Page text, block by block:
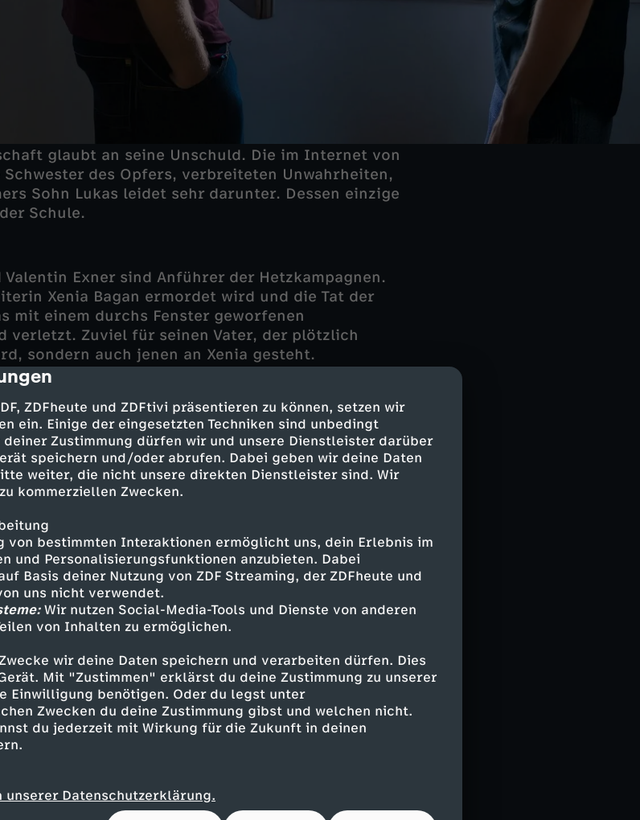
ZDFheute und ZDFtivi präsentieren zu können, setzen wir
ein. Einige der eingesetzten Techniken sind unbedingt
Zustimmung dürfen wir und unsere Dienstleister darüber
speichern und/oder abrufen. Dabei geben wir deine Daten
weiter, die nicht unsere direkten Dienstleister sind. Wir
kommerziellen Zwecken.
von bestimmten Interaktionen ermöglicht uns, dein Erlebnis im
und Personalisierungsfunktionen anzubieten. Dabei
Basis deiner Nutzung von ZDF Streaming, der ZDFheute und
uns nicht verwendet.
Wir nutzen Social-Media-Tools und Dienste von anderen
von Inhalten zu ermöglichen.
wir deine Daten speichern und verarbeiten dürfen. Dies
Mit "Zustimmen" erklärst du deine Zustimmung zu unserer
Einwilligung benötigen. Oder du legst unter
Zwecken du deine Zustimmung gibst und welchen nicht.
du jederzeit mit Wirkung für die Zukunft in deinen
Datenschutzerklärung.
glaubt an seine Unschuld. Die im Internet von
des Opfers, verbreiteten Unwahrheiten,
Sohn Lukas leidet sehr darunter. Dessen einzige
Schule.
Exner sind Anführer der Hetzkampagnen.
Xenia Bagan ermordet wird und die Tat der
mit einem durchs Fenster geworfenen
verletzt. Zuviel für seinen Vater, der plötzlich
sondern auch jenen an Xenia gesteht.
dem Druck von außen nicht mehr stand und
Erzählungen des Tathergangs schließen ihn
der Toten zeigt einen regen Kontakt zu
die Frage: Gab es mehr, was die beiden
Gruber
- Andreas Kiendl
Lanz - Lilian Klebow
Kren
Happel
- Max Fischnaller
Knöll